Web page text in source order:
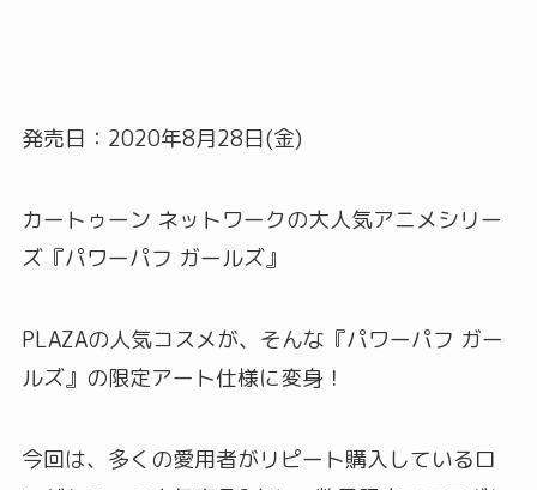
発売日：2020年8月28日(金)
カートゥーン ネットワークの大人気アニメシリー
ズ『パワーパフ ガールズ』
PLAZAの人気コスメが、そんな『パワーパフ ガー
ルズ』の限定アート仕様に変身！
今回は、多くの愛用者がリピート購入しているロ